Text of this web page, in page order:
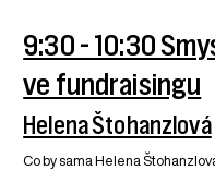
9:30 - 10:30
ve fundraisingu
Helena Štohanzlová
Co by sama Helena